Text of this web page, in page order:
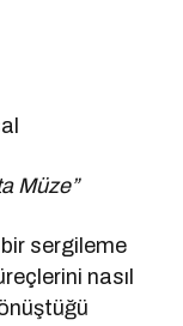
Müze”
bir sergileme
nasıl